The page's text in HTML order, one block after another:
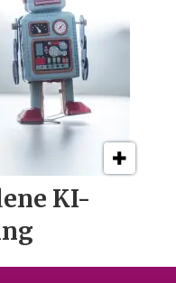
KI-